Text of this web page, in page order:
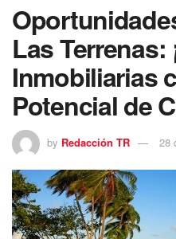
Las Terrenas:
Inmobiliarias
Potencial de
by Redacción TR 28